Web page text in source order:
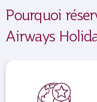
Pourquoi
Airways